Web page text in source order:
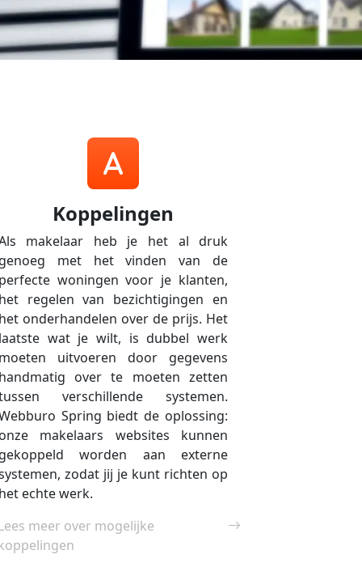
Koppelingen
makelaar heb je het al druk
met het vinden van de
woningen voor je klanten,
regelen van bezichtigingen en
onderhandelen over de prijs. Het
wat je wilt, is dubbel werk
uitvoeren door gegevens
over te moeten zetten
verschillende systemen.
Spring biedt de oplossing:
makelaars websites kunnen
worden aan externe
zodat jij je kunt richten op
echte werk.
meer over mogelijke